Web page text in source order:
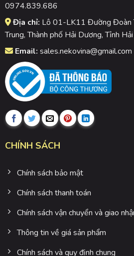
0974.839.686
Địa chỉ: Lô 01-LK11 Đường Đoàn
Trung, Thành phố Hải Dương, Tỉnh
Email: sales.nekovina@gmail.com
CHÍNH SÁCH
Chính sách bảo mật
Chính sách thanh toán
Chính sách vận chuyển và giao
Thông tin về giá sản phẩm
Chính sách và quy định chung